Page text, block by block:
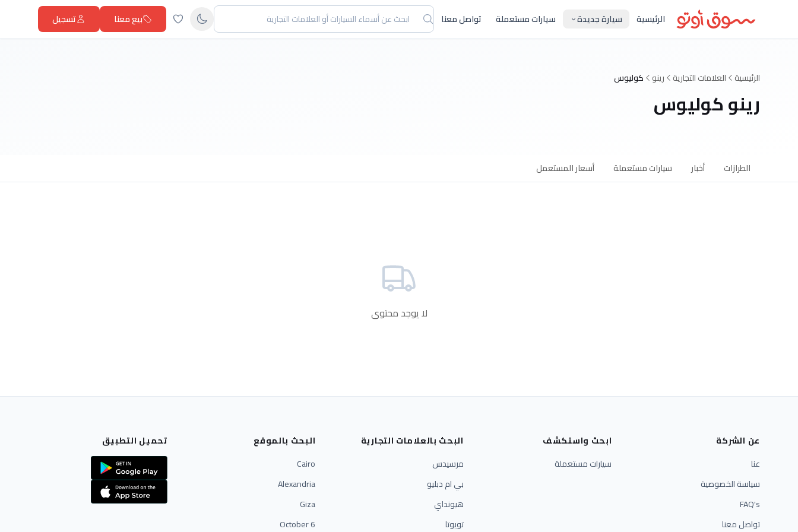
الرئيسية سيارة جديدة سيارات مستعملة تواصل معنا بيع معنا تسجيل
الرئيسية العلامات التجارية رينو كوليوس
رينو كوليوس
الطرازات أخبار سيارات مستعملة أسعار المستعمل
لا يوجد محتوى
عن الشركة
عنا
سياسة الخصوصية
FAQ's
تواصل معنا
ابحث واستكشف
سيارات مستعملة
البحث بالعلامات التجارية
مرسيدس
بي ام دبليو
هيونداي
تويوتا
البحث بالموقع
Cairo
Alexandria
Giza
6 October
تحميل التطبيق